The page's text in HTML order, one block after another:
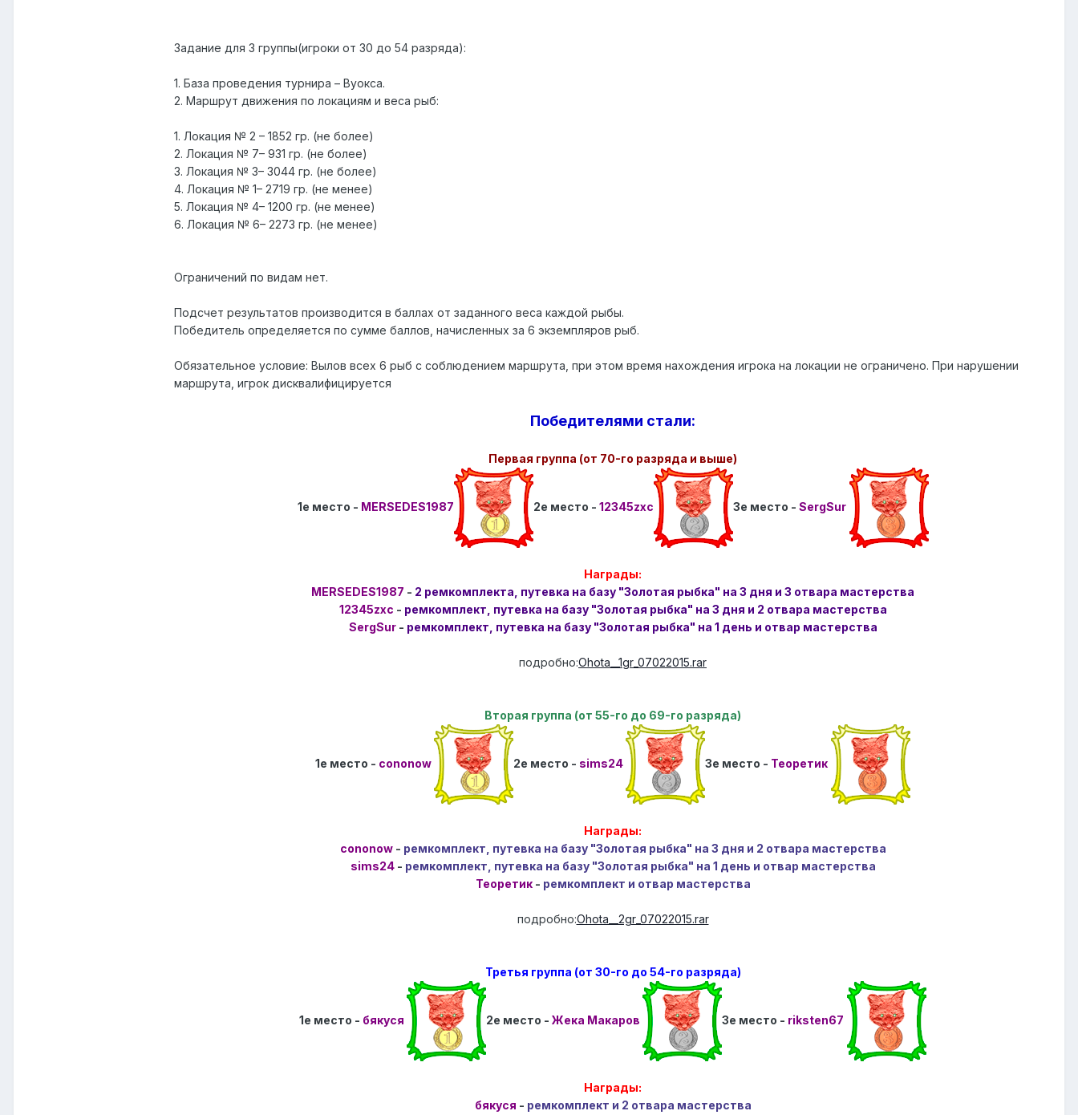
Задание для 3 группы(игроки от 30 до 54 разряда):
1. База проведения турнира – Вуокса.
2. Маршрут движения по локациям и веса рыб:
1. Локация № 2 – 1852 гр. (не более)
2. Локация № 7– 931 гр. (не более)
3. Локация № 3– 3044 гр. (не более)
4. Локация № 1– 2719 гр. (не менее)
5. Локация № 4– 1200 гр. (не менее)
6. Локация № 6– 2273 гр. (не менее)
Ограничений по видам нет.
Подсчет результатов производится в баллах от заданного веса каждой рыбы.
Победитель определяется по сумме баллов, начисленных за 6 экземпляров рыб.
Обязательное условие: Вылов всех 6 рыб с соблюдением маршрута, при этом время нахождения игрока на локации не ограничено. При нарушении
маршрута, игрок дисквалифицируется
Победителями стали:
Первая группа (от 70-го разряда и выше)
1е место - MERSEDES1987 2е место - 12345zxc 3е место - SergSur
Награды:
MERSEDES1987 - 2 ремкомплекта, путевка на базу "Золотая рыбка" на 3 дня и 3 отвара мастерства
12345zxc - ремкомплект, путевка на базу "Золотая рыбка" на 3 дня и 2 отвара мастерства
SergSur- ремкомплект, путевка на базу "Золотая рыбка" на 1 день и отвар мастерства
подробно:Ohota__1gr_07022015.rar
Вторая группа (от 55-го до 69-го разряда)
1е место - cononow 2е место - sims24 3е место - Теоретик
Награды:
cononow- ремкомплект, путевка на базу "Золотая рыбка" на 3 дня и 2 отвара мастерства
sims24- ремкомплект, путевка на базу "Золотая рыбка" на 1 день и отвар мастерства
Теоретик- ремкомплект и отвар мастерства
подробно:Ohota__2gr_07022015.rar
Третья группа (от 30-го до 54-го разряда)
1е место - бякуся 2е место - Жека Макаров 3е место - riksten67
Награды:
бякуся - ремкомплект и 2 отвара мастерства